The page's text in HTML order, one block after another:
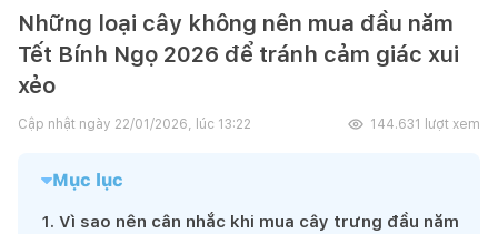
Những loại cây không nên mua đầu năm
Tết Bính Ngọ 2026 để tránh cảm giác xui
xẻo
Cập nhật ngày 22/01/2026, lúc 13:22 144.631 lượt xem
Mục lục
1. Vì sao nên cân nhắc khi mua cây trưng đầu năm